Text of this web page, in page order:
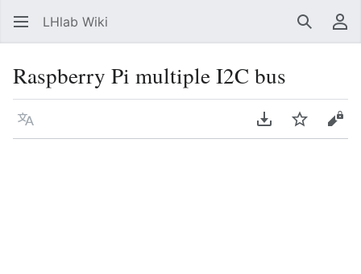
LHlab Wiki Suchen
Raspberry Pi multiple I2C bus
Sprache PDF